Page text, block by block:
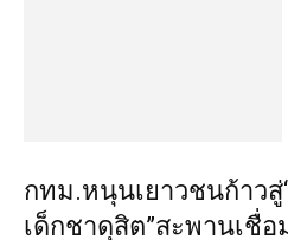
กทม.หนุนเยาวชนก้าว
เด็กชาดุสิต”สะพานเชื่อ